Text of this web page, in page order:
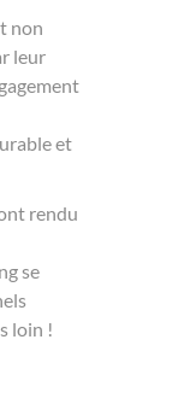
non
leur
et
rendu
se
loin !